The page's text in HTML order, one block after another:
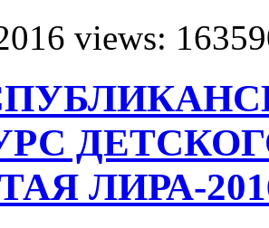
views:
ЛИРА-